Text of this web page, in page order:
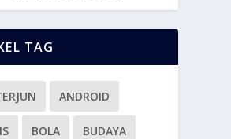
TAG
ANDROID
BOLA BUDAYA